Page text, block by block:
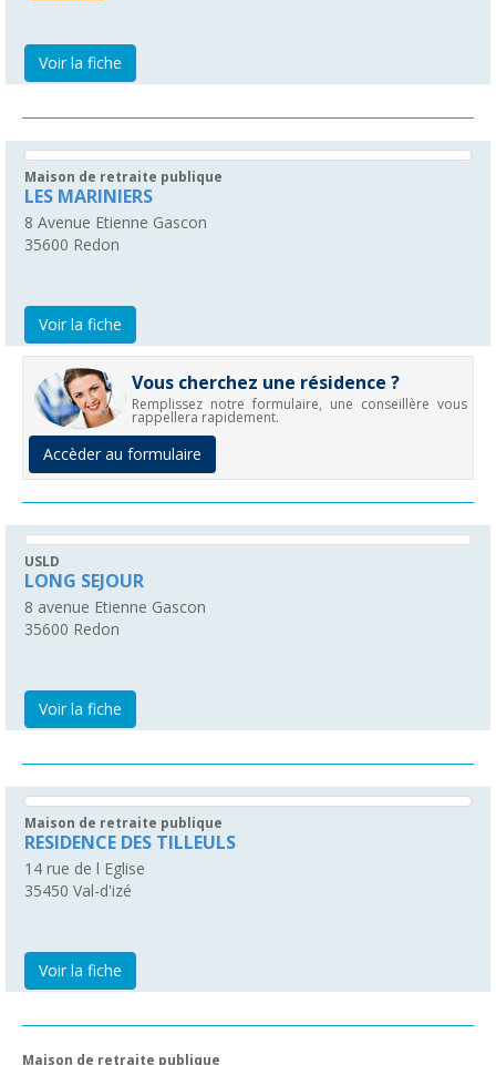
Voir la fiche
Maison de retraite publique
LES MARINIERS
8 Avenue Etienne Gascon
35600 Redon
Voir la fiche
Vous cherchez une résidence ?
Remplissez notre formulaire, une conseillère vous
rappellera rapidement.
Accèder au formulaire
USLD
LONG SEJOUR
8 avenue Etienne Gascon
35600 Redon
Voir la fiche
Maison de retraite publique
RESIDENCE DES TILLEULS
14 rue de l Eglise
35450 Val-d'izé
Voir la fiche
Maison de retraite publique